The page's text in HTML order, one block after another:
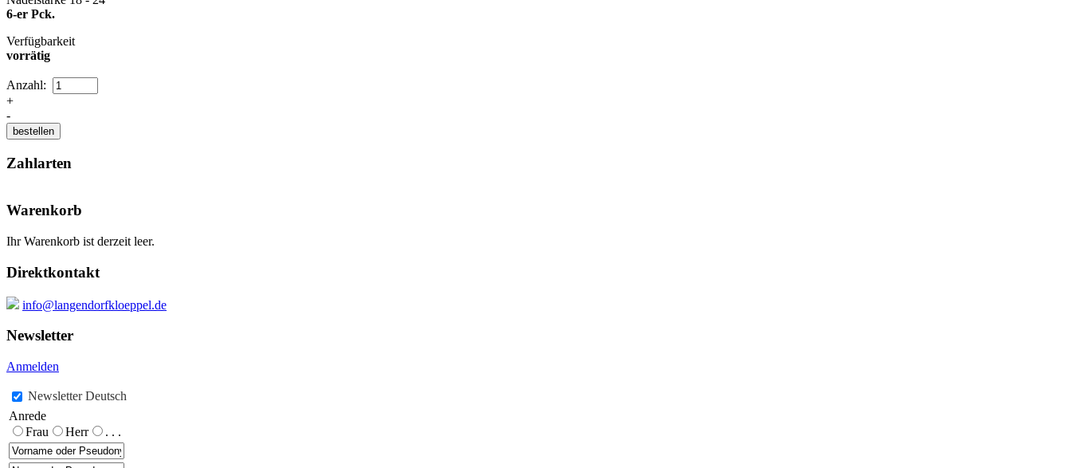
6-er Pck.
Verfügbarkeit
vorrätig
Anzahl:
+
-
Zahlarten
Warenkorb
Ihr Warenkorb ist derzeit leer.
Direktkontakt
info@langendorfkloeppel.de
Newsletter
Anmelden
Newsletter Deutsch
Anrede
Frau
Herr . . .